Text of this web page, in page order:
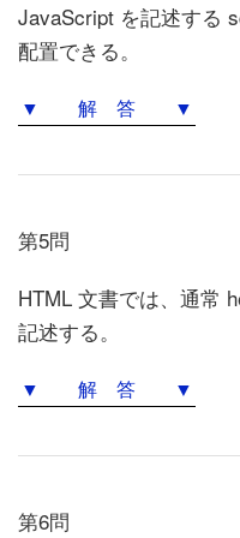
JavaScript を記述する
配置できる。
▼ 解 答 ▼
第5問
HTML 文書では、通常
記述する。
▼ 解 答 ▼
第6問